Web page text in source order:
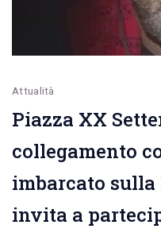
Attualità
Piazza XX
collegamento
imbarcato
invita a